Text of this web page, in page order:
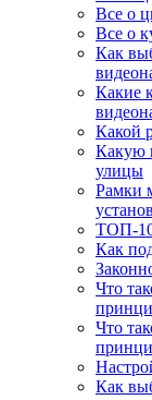
Все о
Все о
Как
Какие
Какой
Какую
улицы
Рамки
ТОП-10
Как
Что
Что
Как